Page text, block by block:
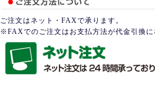
ご注文はネット・FAXで承ります。
※FAXでのご注文はお支払方法が代金引換